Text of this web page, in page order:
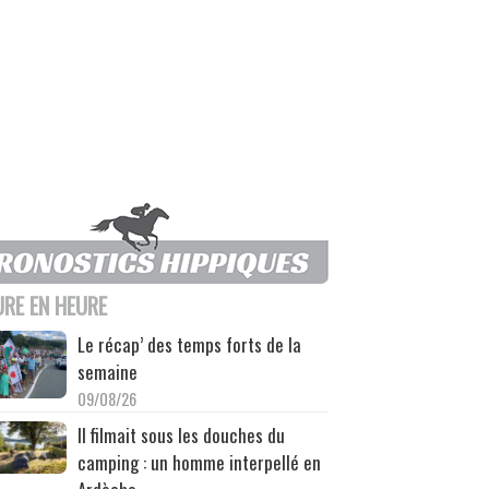
EN HEURE
Le récap’ des temps forts de la
semaine
09/08/26
Il filmait sous les douches du
camping : un homme interpellé en